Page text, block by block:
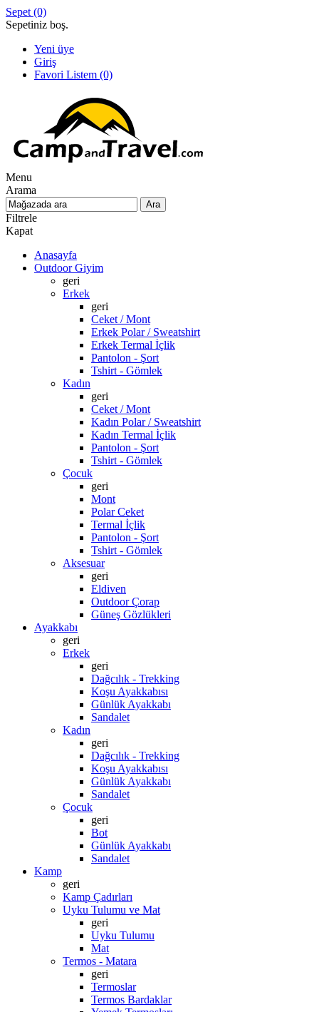
Sepet (0)
Sepetiniz boş.
Yeni üye
Giriş
Favori Listem (0)
Menu
Arama
Filtrele
Kapat
Anasayfa
Outdoor Giyim
geri
Erkek
geri
Ceket / Mont
Erkek Polar / Sweatshirt
Erkek Termal İçlik
Pantolon - Şort
Tshirt - Gömlek
Kadın
geri
Ceket / Mont
Kadın Polar / Sweatshirt
Kadın Termal İçlik
Pantolon - Şort
Tshirt - Gömlek
Çocuk
geri
Mont
Polar Ceket
Termal İçlik
Pantolon - Şort
Tshirt - Gömlek
Aksesuar
geri
Eldiven
Outdoor Çorap
Güneş Gözlükleri
Ayakkabı
geri
Erkek
geri
Dağcılık - Trekking
Koşu Ayakkabısı
Günlük Ayakkabı
Sandalet
Kadın
geri
Dağcılık - Trekking
Koşu Ayakkabısı
Günlük Ayakkabı
Sandalet
Çocuk
geri
Bot
Günlük Ayakkabı
Sandalet
Kamp
geri
Kamp Çadırları
Uyku Tulumu ve Mat
geri
Uyku Tulumu
Mat
Termos - Matara
geri
Termoslar
Termos Bardaklar